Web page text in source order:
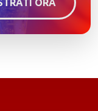
ORA